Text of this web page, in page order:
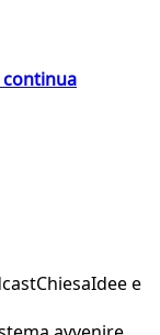
ChiesaIdee e